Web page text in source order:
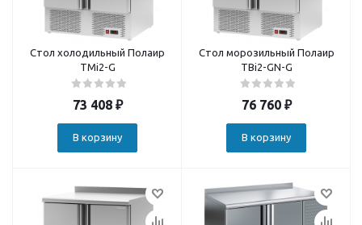
Стол холодильный Полаир
TMi2-G
73 408₽
В корзину
Стол морозильный Полаир
TBi2-GN-G
76 760₽
В корзину